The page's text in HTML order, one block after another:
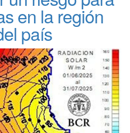
en la región
país